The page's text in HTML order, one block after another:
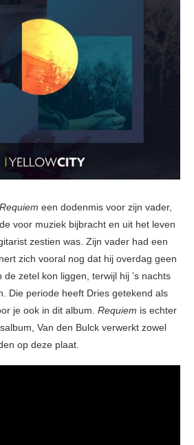
Requiem een dodenmis voor zijn vader,
voor muziek bijbracht en uit het leven
zestien was. Zijn vader had een
zich vooral nog dat hij overdag geen
zetel kon liggen, terwijl hij ’s nachts
Die periode heeft Dries getekend als
je ook in dit album. Requiem is echter
Van den Bulck verwerkt zowel
op deze plaat.